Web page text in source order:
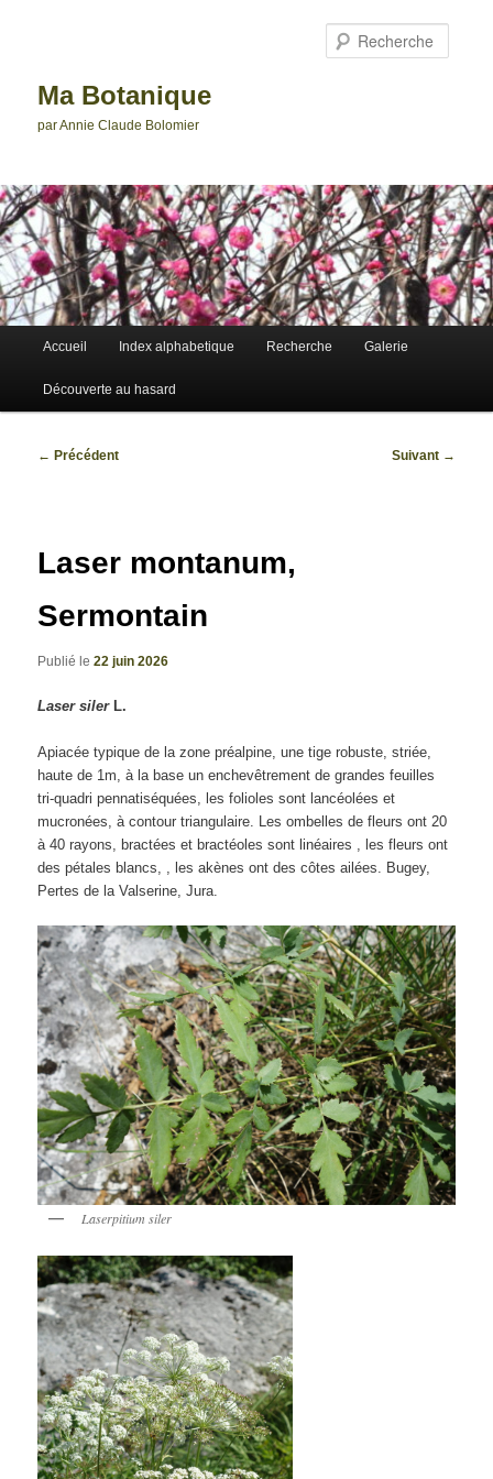
Ma Botanique
par Annie Claude Bolomier
Accueil Index alphabetique Recherche Galerie
Découverte au hasard
Navigation
← Précédent Suivant →
Laser montanum,
Sermontain
Publié le22 juin 2026
Laser siler L.
Apiacée typique de la zone préalpine, une tige robuste, striée,
haute de 1m, à la base un enchevêtrement de grandes feuilles
tri-quadri pennatiséquées, les folioles sont lancéolées et
mucronées, à contour triangulaire. Les ombelles de fleurs ont 20
à 40 rayons, bractées et bractéoles sont linéaires , les fleurs ont
des pétales blancs, , les akènes ont des côtes ailées. Bugey,
Pertes de la Valserine, Jura.
Laserpitium siler